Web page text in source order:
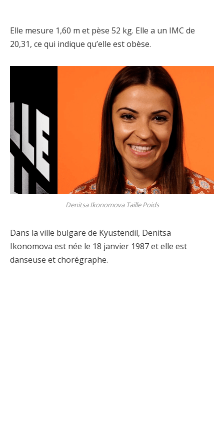
Elle mesure 1,60 m et pèse 52 kg. Elle a un IMC de
20,31, ce qui indique qu’elle est obèse.
Denitsa Ikonomova Taille Poids
Dans la ville bulgare de Kyustendil, Denitsa
Ikonomova est née le 18 janvier 1987 et elle est
danseuse et chorégraphe.